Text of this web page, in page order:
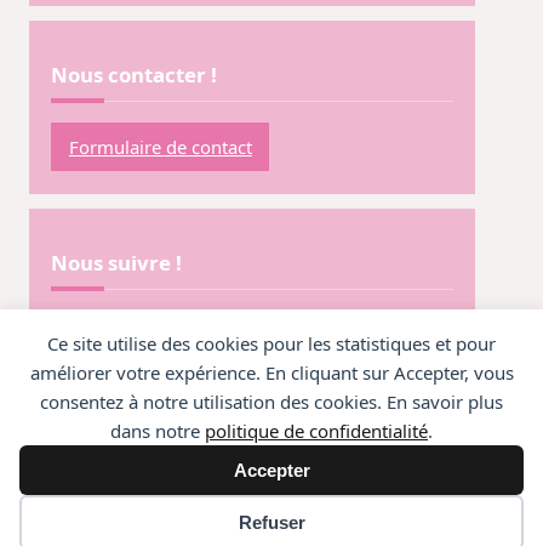
Ce site utilise des cookies pour les statistiques et pour
améliorer votre expérience. En cliquant sur Accepter, vous
consentez à notre utilisation des cookies. En savoir plus
dans notre politique de confidentialité.
Accepter
Refuser
Nous contacter !
Formulaire de contact
Nous suivre !
@CirquePercu
@CirquePercu
@CirquePercu
© OLG 2026